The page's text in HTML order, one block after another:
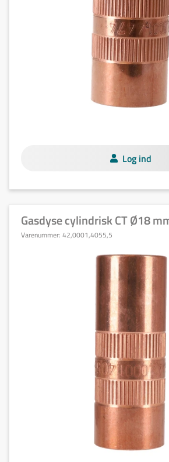
Log ind
Gasdyse cylindrisk CT Ø18
Varenummer: 42,0001,4055,5